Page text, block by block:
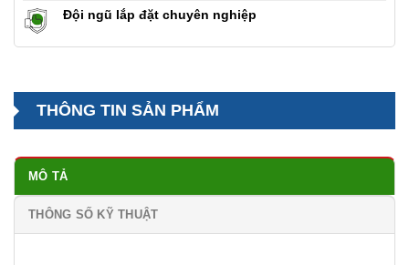
Đội ngũ lắp đặt chuyên nghiệp
THÔNG TIN SẢN PHẨM
MÔ TẢ
THÔNG SỐ KỸ THUẬT